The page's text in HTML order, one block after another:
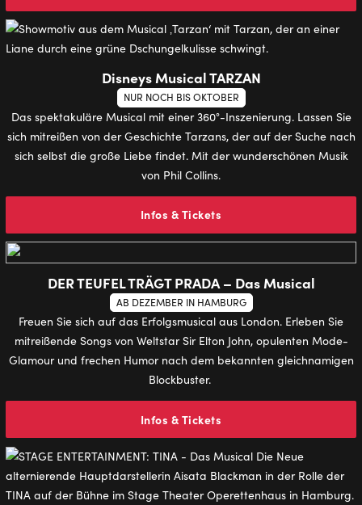
Disneys Musical TARZAN
NUR NOCH BIS OKTOBER
Das spektakuläre Musical mit einer 360°-Inszenierung. Lassen Sie
sich mitreißen von der Geschichte Tarzans, der auf der Suche nach
sich selbst die große Liebe findet. Mit der wunderschönen Musik
von Phil Collins.
Infos & Tickets
DER TEUFEL TRÄGT PRADA – Das Musical
AB DEZEMBER IN HAMBURG
Freuen Sie sich auf das Erfolgsmusical aus London. Erleben Sie
mitreißende Songs von Weltstar Sir Elton John, opulenten Mode-
Glamour und frechen Humor nach dem bekannten gleichnamigen
Blockbuster.
Infos & Tickets